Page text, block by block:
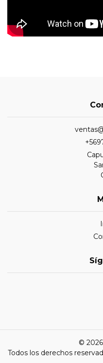
©
Todos los derechos